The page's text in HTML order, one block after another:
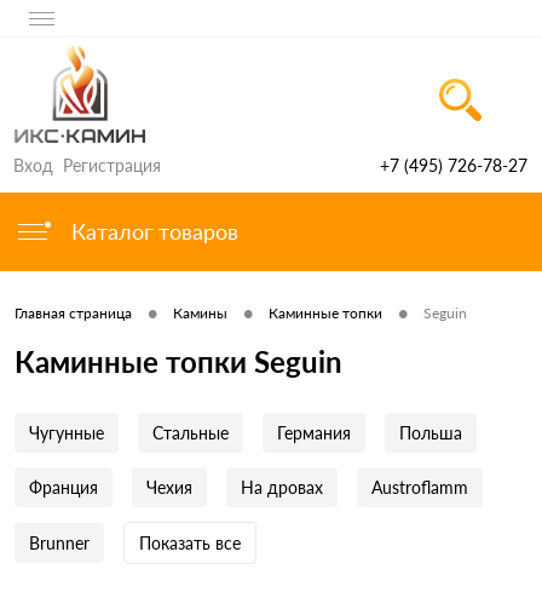
Вход Регистрация +7 (495) 726-78-27
Каталог товаров
Главная страница • Камины • Каминные топки • Seguin
Каминные топки Seguin
Чугунные Стальные Германия Польша
Франция Чехия На дровах Austroflamm
Brunner Показать все